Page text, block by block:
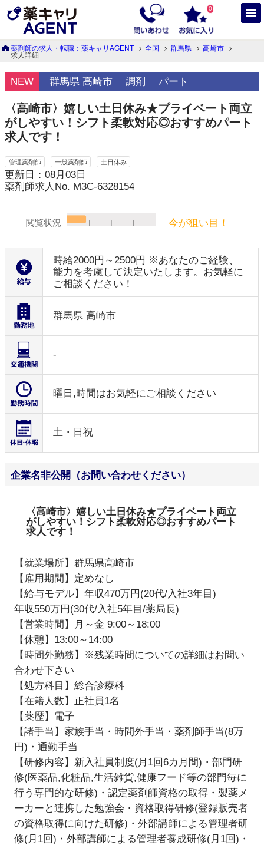
0
薬剤師の求人・転職：薬キャリAGENT 全国 群馬県
高崎市
求人詳細
NEW 群馬県 高崎市 調剤 パート
〈高崎市〉嬉しい土日休み★プライベート両立
がしやすい！シフト柔軟対応◎おすすめパート
求人です！
管理薬剤師 一般薬剤師 土日休み
更新日：08月03日
薬剤師求人No. M3C-6328154
閲覧状況 今が狙い目！
時給2000円～2500円 ※あなたのご経験、
能力を考慮して決定いたします。お気軽に
ご相談ください！
群馬県 高崎市
-
曜日,時間はお気軽にご相談ください
土・日祝
企業名非公開（お問い合わせください）
〈高崎市〉嬉しい土日休み★プライベート両立
がしやすい！シフト柔軟対応◎おすすめパート
求人です！
【就業場所】群馬県高崎市
【雇用期間】定めなし
【給与モデル】年収470万円(20代/入社3年目)
年収550万円(30代/入社5年目/薬局長)
【営業時間】月～金 9:00～18:00
【休憩】13:00～14:00
【時間外勤務】※残業時間についての詳細はお問い
合わせ下さい
【処方科目】総合診療科
【在籍人数】正社員1名
【薬歴】電子
【諸手当】家族手当・時間外手当・薬剤師手当(8万
円)・通勤手当
【研修内容】新入社員制度(月1回6カ月間)・部門研
修(医薬品,化粧品,生活雑貨,健康フード等の部門毎に
行う専門的な研修)・認定薬剤師資格の取得・製薬メ
ーカーと連携した勉強会・資格取得研修(登録販売者
の資格取得に向けた研修)・外部講師による管理者研
修(月1回)・外部講師による管理者養成研修(月1回)・